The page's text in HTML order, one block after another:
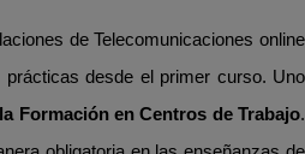
de Telecomunicaciones online
desde el primer curso. Uno
Formación en Centros de Trabajo.